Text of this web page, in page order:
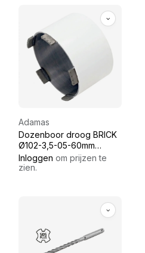
Adamas
Dozenboor droog BRICK
Ø102-3,5-05-60mm
M16x2
Inloggen om prijzen te
zien.